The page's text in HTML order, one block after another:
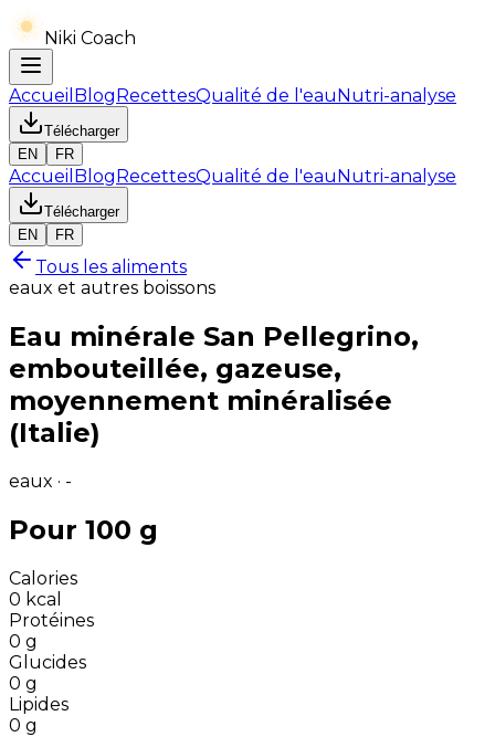
Niki Coach
Accueil BlogRecettesQualité de l'eauNutri-analyse
Télécharger
EN
FR
Accueil BlogRecettesQualité de l'eauNutri-analyse
Télécharger
EN
FR
Tous les aliments
eaux et autres boissons
Eau minérale San Pellegrino,
embouteillée, gazeuse,
moyennement minéralisée
(Italie)
eaux · -
Pour 100 g
Calories
0 kcal
Protéines
0 g
Glucides
0 g
Lipides
0 g